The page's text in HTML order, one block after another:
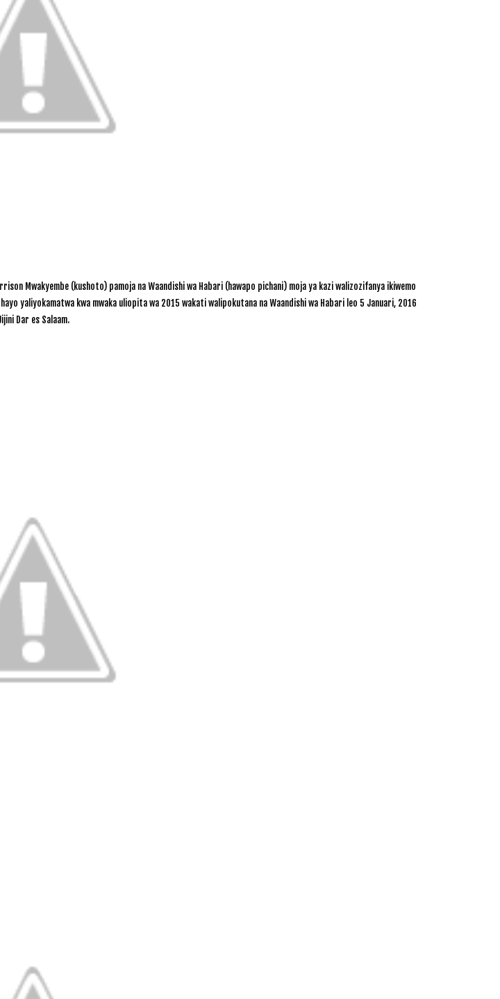
Mwakyembe (kushoto) pamoja na Waandishi wa Habari (hawapo pichani) moja ya kazi walizozifanya ikiwemo
yaliyokamatwa kwa mwaka uliopita wa 2015 wakati walipokutana na Waandishi wa Habari leo 5 Januari, 2016
Dar es Salaam.